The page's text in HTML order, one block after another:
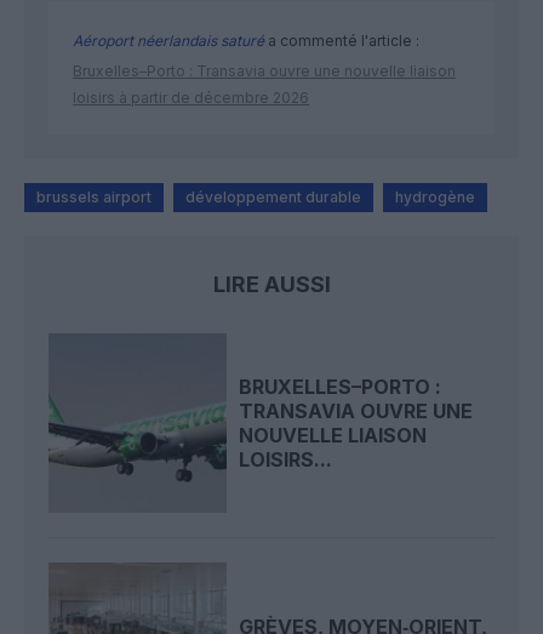
Aéroport néerlandais saturéa commenté l'article :
Bruxelles–Porto : Transavia ouvre une nouvelle liaison
loisirs à partir de décembre 2026
brussels airport développement durable hydrogène
LIRE AUSSI
BRUXELLES–PORTO :
TRANSAVIA OUVRE UNE
NOUVELLE LIAISON
LOISIRS...
GRÈVES, MOYEN‑ORIENT,